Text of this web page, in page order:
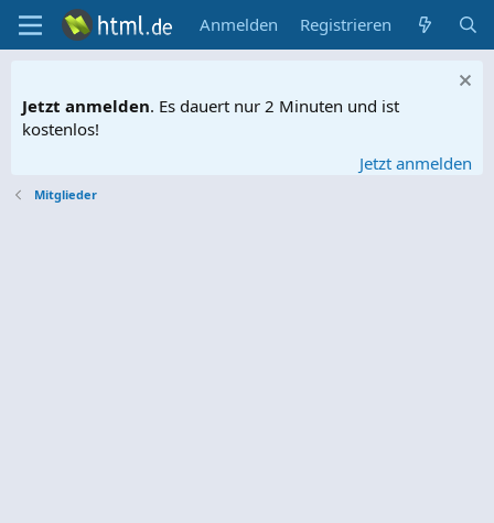
Anmelden Registrieren
Jetzt anmelden. Es dauert nur 2 Minuten und ist
kostenlos!
Jetzt anmelden
Mitglieder